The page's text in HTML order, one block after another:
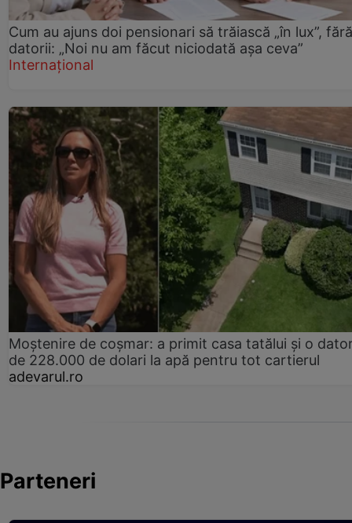
Cum au ajuns doi pensionari să trăiască „în lux”, fără
datorii: „Noi nu am făcut niciodată așa ceva”
Internațional
Moștenire de coșmar: a primit casa tatălui și o
de 228.000 de dolari la apă pentru tot cartierul
adevarul.ro
Parteneri